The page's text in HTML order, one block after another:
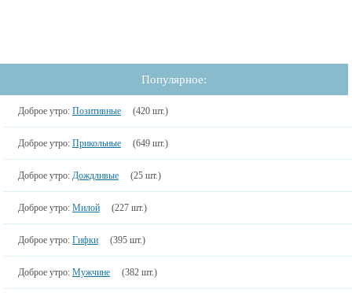
Популярное:
Доброе утро: Позитивные (420 шт.)
Доброе утро: Прикольные (649 шт.)
Доброе утро: Дождливые (25 шт.)
Доброе утро: Милой (227 шт.)
Доброе утро: Гифки (395 шт.)
Доброе утро: Мужчине (382 шт.)